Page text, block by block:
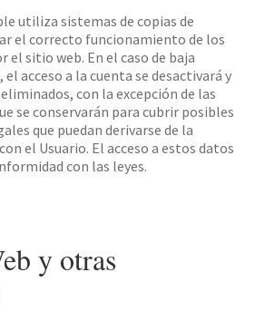
utiliza sistemas de copias de
el correcto funcionamiento de los
el sitio web. En el caso de baja
acceso a la cuenta se desactivará y
con la excepción de las
se conservarán para cubrir posibles
que puedan derivarse de la
el Usuario. El acceso a estos datos
con las leyes.
y otras